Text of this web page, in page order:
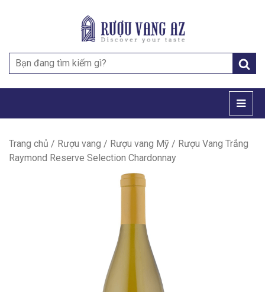
Search
for:
Trang chủ / Rượu vang / Rượu vang Mỹ / Rượu Vang Trắng
Raymond Reserve Selection Chardonnay